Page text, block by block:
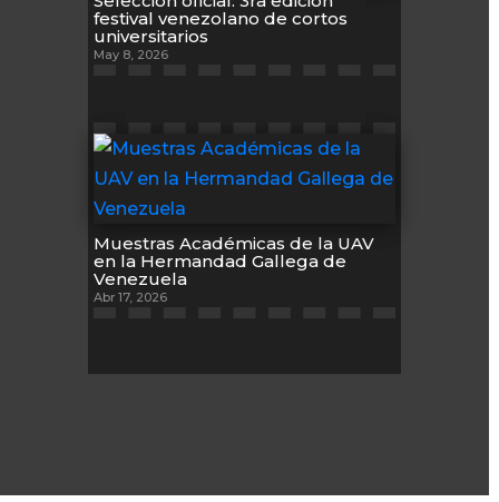
festival venezolano de cortos
universitarios
May 8, 2026
Muestras Académicas de la UAV
en la Hermandad Gallega de
Venezuela
Abr 17, 2026